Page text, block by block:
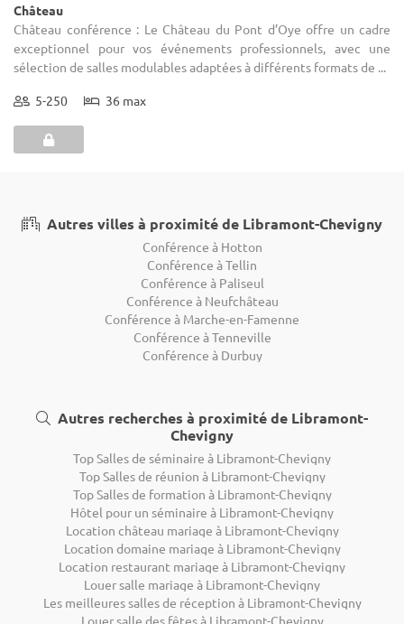
Château
Château conférence : Le Château du Pont d’Oye offre un cadre
exceptionnel pour vos événements professionnels, avec une
sélection de salles modulables adaptées à différents formats de ...
5-250 36 max
Autres villes à proximité de Libramont-Chevigny
Conférence à Hotton
Conférence à Tellin
Conférence à Paliseul
Conférence à Neufchâteau
Conférence à Marche-en-Famenne
Conférence à Tenneville
Conférence à Durbuy
Autres recherches à proximité de Libramont-
Chevigny
Top Salles de séminaire à Libramont-Chevigny
Top Salles de réunion à Libramont-Chevigny
Top Salles de formation à Libramont-Chevigny
Hôtel pour un séminaire à Libramont-Chevigny
Location château mariage à Libramont-Chevigny
Location domaine mariage à Libramont-Chevigny
Location restaurant mariage à Libramont-Chevigny
Louer salle mariage à Libramont-Chevigny
Les meilleures salles de réception à Libramont-Chevigny
Louer salle des fêtes à Libramont-Chevigny